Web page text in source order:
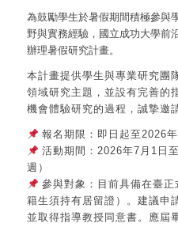
為鼓勵學生於暑假期間積極參與
野與實務經驗，國立成功大學前
辦理暑假研究計畫。
本計畫提供學生與專業研究團
領域研究主題，並設有完善的
機會體驗研究的過程，誠摯邀
報名期限：即日起至2026
活動期間：2026年7月1日
週）
參與對象： 目前具備在臺
籍生須持有居留證）。建議申
並取得指導教授同意書。應屆